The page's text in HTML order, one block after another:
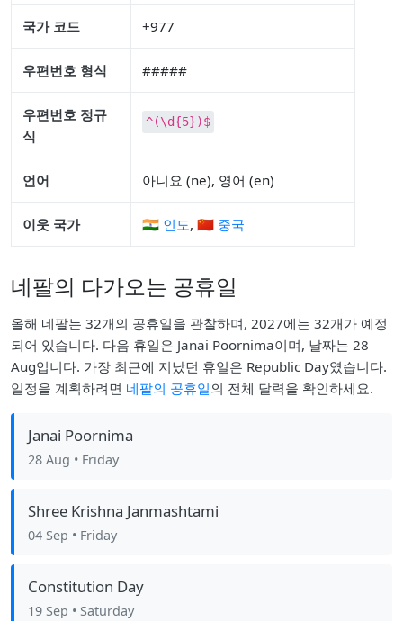
국가 코드 +977
우편번호 형식 #####
우편번호 정규
식
^(\d{5})$
언어 아니요 (ne), 영어 (en)
이웃 국가 🇮🇳 인도, 🇨🇳 중국
네팔의 다가오는 공휴일
올해 네팔는 32개의 공휴일을 관찰하며, 2027에는 32개가 예정
되어 있습니다. 다음 휴일은 Janai Poornima이며, 날짜는 28
Aug입니다. 가장 최근에 지났던 휴일은 Republic Day였습니다.
일정을 계획하려면 네팔의 공휴일의 전체 달력을 확인하세요.
Janai Poornima
28 Aug • Friday
Shree Krishna Janmashtami
04 Sep • Friday
Constitution Day
19 Sep • Saturday